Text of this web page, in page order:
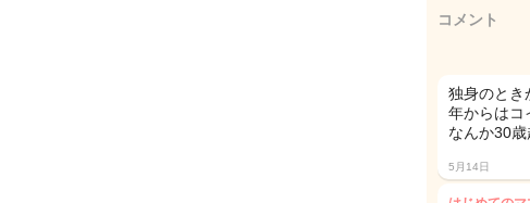
コメント
独身のとき
年からはコ
なんか30
5月14日